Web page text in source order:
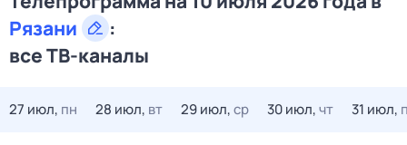
Рязани
:
все ТВ-каналы
27 июл, пн 28 июл, вт 29 июл,ср 30 июл,чт 31 июл,